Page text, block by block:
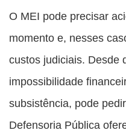
O MEI pode precisar
momento e, nesses
custos judiciais. Desde
impossibilidade
subsistência, pode
Defensoria Pública